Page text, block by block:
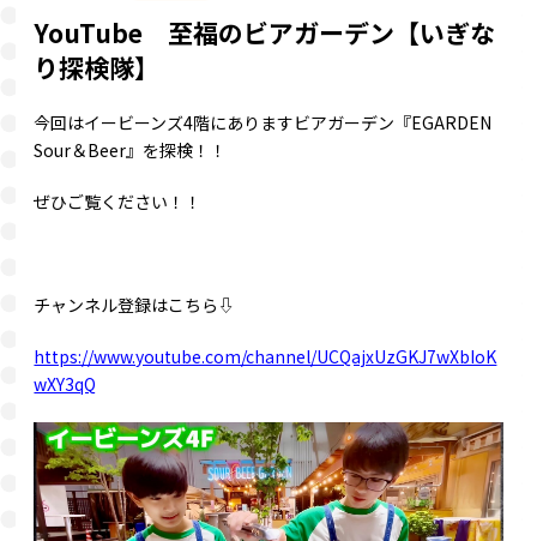
YouTube 至福のビアガーデン【いぎな
り探検隊】
今回はイービーンズ4階にありますビアガーデン『EGARDEN
Sour＆Beer』を探検！！
ぜひご覧ください！！
チャンネル登録はこちら⇩
https://www.youtube.com/channel/UCQajxUzGKJ7wXbIoK
wXY3qQ